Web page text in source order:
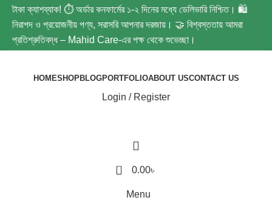
টাকা ক্যাশব্যাক! ⏱️ অর্ডার কনফার্মের ১-২ দিনের মধ্যে ডেলিভারি নিশ্চিত। 🛍️
নিরাপদ ও প্রয়োজনীয় পণ্য, সরাসরি আপনার দরজায়। 🤝 বিশ্বস্ততায় আমরা
প্রতিশ্রুতিবদ্ধ – Mahid Care-এর পক্ষ থেকে শুভেচ্ছা।
HOMESHOPBLOGPORTFOLIOABOUT USCONTACT US
Login / Register
0 0.00৳
Menu